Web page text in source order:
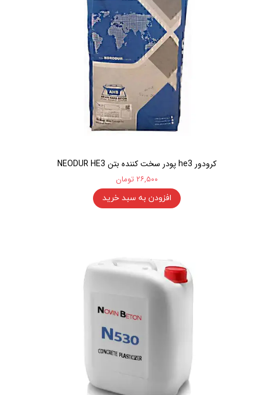
کرودور he3 پودر سخت کننده بتن NEODUR HE3
۲۶,۵۰۰ تومان
افزودن به سبد خرید